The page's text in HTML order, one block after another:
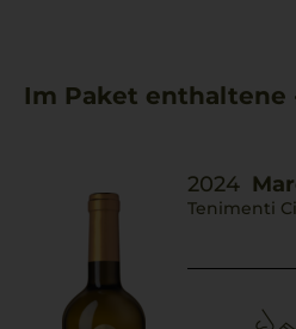
Im Paket enthaltene
2024
Tenimenti